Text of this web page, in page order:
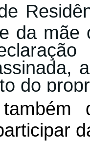
da mãe
do